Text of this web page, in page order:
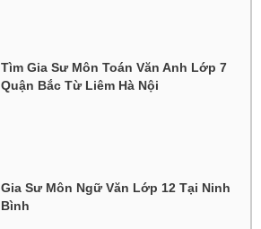
Tìm Gia Sư Môn Toán Văn Anh Lớp 7
Quận Bắc Từ Liêm Hà Nội
Gia Sư Môn Ngữ Văn Lớp 12 Tại Ninh
Bình